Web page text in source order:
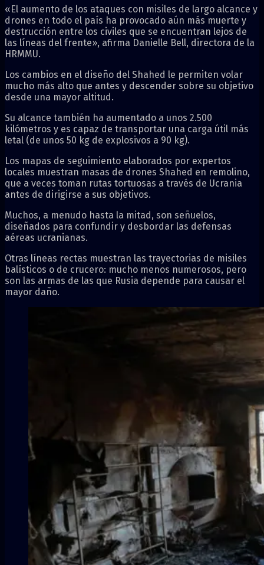
«El aumento de los ataques con misiles de largo alcance y
drones en todo el país ha provocado aún más muerte y
destrucción entre los civiles que se encuentran lejos de
las líneas del frente», afirma Danielle Bell, directora de la
HRMMU.
Los cambios en el diseño del Shahed le permiten volar
mucho más alto que antes y descender sobre su objetivo
desde una mayor altitud.
Su alcance también ha aumentado a unos 2.500
kilómetros y es capaz de transportar una carga útil más
letal (de unos 50 kg de explosivos a 90 kg).
Los mapas de seguimiento elaborados por expertos
locales muestran masas de drones Shahed en remolino,
que a veces toman rutas tortuosas a través de Ucrania
antes de dirigirse a sus objetivos.
Muchos, a menudo hasta la mitad, son señuelos,
diseñados para confundir y desbordar las defensas
aéreas ucranianas.
Otras líneas rectas muestran las trayectorias de misiles
balísticos o de crucero: mucho menos numerosos, pero
son las armas de las que Rusia depende para causar el
mayor daño.